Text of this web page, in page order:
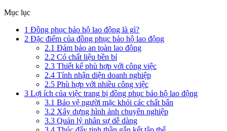
Mục lục
1 Đồng phục bảo hộ lao động là gì?
2 Đặc điểm của đồng phục bảo hộ lao động
2.1 Đảm bảo an toàn lao động
2.2 Có chất liệu bền bỉ
2.3 Thiết kế phù hợp với công việc
2.4 Tính nhận diện doanh nghiệp
2.5 Phù hợp với nhiều công việc
3 Lợi ích của việc trang bị đồng phục bảo hộ lao động
3.1 Bảo vệ người mặc khỏi các chất bẩn
3.2 Xây dựng hình ảnh chuyên nghiệp
3.3 Quản lý nhân sự dễ dàng